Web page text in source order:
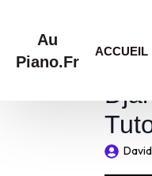
Au
Piano.Fr
ACCUEIL